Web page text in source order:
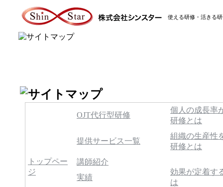
使える研修・活きる
トップペー
ジ
OJT代行型研修
個人の成長率
研修とは
提供サービス一覧
組織の生産性
研修とは
講師紹介
効果が定着す
は
実績